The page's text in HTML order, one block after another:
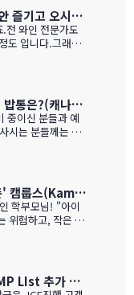
/ Mexican / or
StudeBC와인을 무시 하면 안되요!! 계시는 동안 즐기고 오시기를 바랍니다. (밴쿠버에서 소주는 얼마?)
전 와인 전문가도
도 입니다.그래도
와인이 유럽산 대
어나 와인 N 비
에는 BC와인 장점
번 보세요.그리고
보다 비싸죠!!!1.
한 밤 덕분에 과일
밴쿠버 한인 마트에서는 뭘 팔고 얼마나? 밥통은?(캐나다 출국 준비 중이신 분들과 예비 유학맘들을 위한)
중이신 분들과 예
시는 분들께는 이
는 정말 유용할 거
글 절대 아님 ㅋ
는지 미리 체크해
서 가져간 제품은
에서 새로 구입해
중고생 홀로 유학, 안심되는 '골디록스 존' 캠룹스(Kamloops)가 정답입니다
위험하고, 작은 도
치시죠? 오늘은
경'을 말해요. 아
볼까요? ?️ 아
IGE유학맘을 위한 2025 SUMMER CAMP LIst 추가 되었습니다.